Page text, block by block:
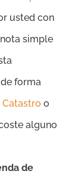
usted con
simple
forma
o
alguno
de